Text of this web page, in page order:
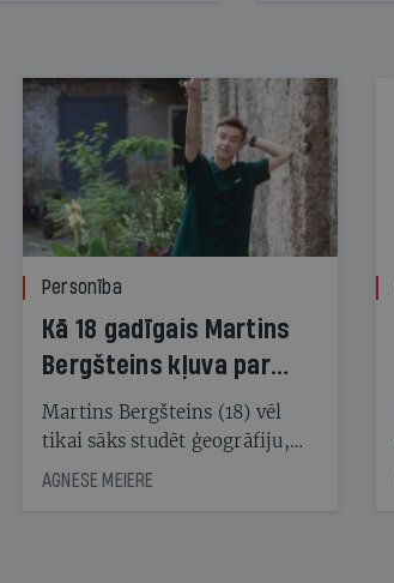
Personība
Kā 18 gadīgais Martins
Bergšteins kļuva par
laika ziņu seju?
Martins Bergšteins (18) vēl
tikai sāks studēt ģeogrāfiju,
bet viņa sacītajam jau uzticas
AGNESE MEIERE